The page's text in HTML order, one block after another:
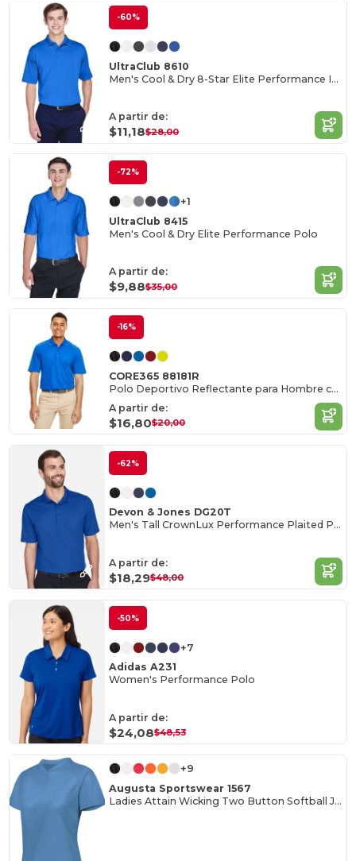
-60%
UltraClub 8610
Men's Cool & Dry 8-Star Elite Performance Interlock Polo
A partir de:
$11,18$28,00
-72%
+1
UltraClub 8415
Men's Cool & Dry Elite Performance Polo
A partir de:
$9,88$35,00
-16%
CORE365 88181R
Polo Deportivo Reflectante para Hombre con Protección UV
A partir de:
$16,80$20,00
-62%
Devon & Jones DG20T
Men's Tall CrownLux Performance Plaited Polo
A partir de:
$18,29$48,00
-50%
+7
Adidas A231
Women's Performance Polo
A partir de:
$24,08$48,53
+9
Augusta Sportswear 1567
Ladies Attain Wicking Two Button Softball Jersey